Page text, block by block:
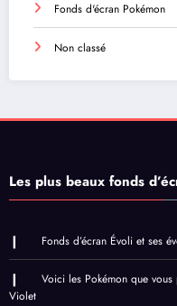
Fonds d'écran Pokémon
Non classé
Les plus beaux fonds
Fonds d’écran Évoli et ses
Voici les Pokémon que
Violet